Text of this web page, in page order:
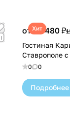
Хит
от 93 480 ₽
Гостиная
Ставрополе с
0 0
Подробнее